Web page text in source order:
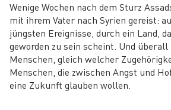
Wenige Wochen nach dem Sturz
mit ihrem Vater nach Syrien gereist:
jüngsten Ereignisse, durch ein Land,
geworden zu sein scheint. Und
Menschen, gleich welcher
Menschen, die zwischen Angst und
eine Zukunft glauben wollen.